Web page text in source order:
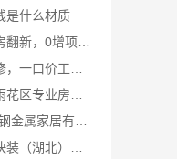
是什么材质